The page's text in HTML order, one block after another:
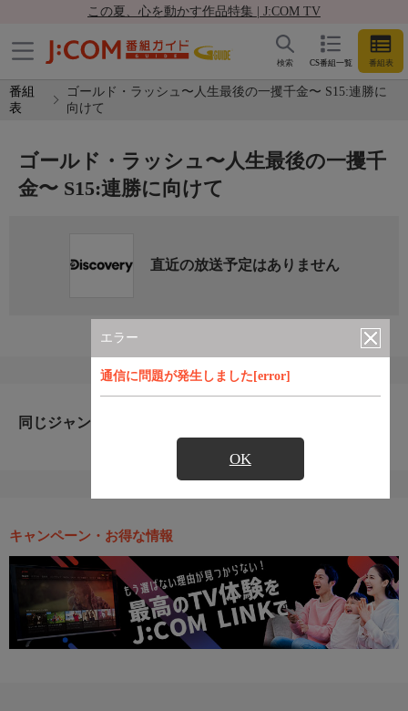
この夏、心を動かす作品特集 | J:COM TV
CS番組一覧 番組表
検索
番組
表
ゴールド・ラッシュ〜人生最後の一攫千金〜 S15:連勝に
向けて
エラー
通信に問題が発生しました[error]
OK
ゴールド・ラッシュ〜人生最後の一攫千
金〜 S15:連勝に向けて
直近の放送予定はありません
同じジャンルのおすすめ番組
キャンペーン・お得な情報